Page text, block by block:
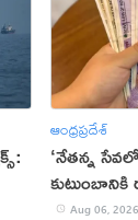
ఆంధ్రప్రదేశ్
‘నేతన్న
కుటుంబానికి
Aug 06,